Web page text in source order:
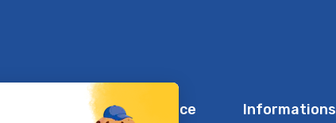
Climservice Informations